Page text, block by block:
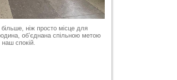
ніж просто місце для
об’єднана спільною метою
спокій.